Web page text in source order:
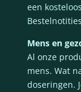
een
Mens en
Al onze
mens. Wat
doseringen.